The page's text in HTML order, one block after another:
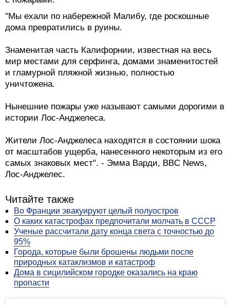
"Мы ехали по набережной Малибу, где роскошные
дома превратились в руины.
Знаменитая часть Калифорнии, известная на весь
мир местами для серфинга, домами знаменитостей
и гламурной пляжной жизнью, полностью
уничтожена.
Нынешние пожары уже называют самыми дорогими в
истории Лос-Анджелеса.
Жители Лос-Анджелеса находятся в состоянии шока
от масштабов ущерба, нанесенного некоторым из его
самых знаковых мест". - Эмма Варди, BBC News,
Лос-Анджелес.
Читайте также
Во Франции эвакуируют целый полуостров
О каких катастрофах предпочитали молчать в СССР
Ученые рассчитали дату конца света с точностью до
95%
Города, которые были брошены людьми после
природных катаклизмов и катастроф
Дома в сицилийском городке оказались на краю
пропасти